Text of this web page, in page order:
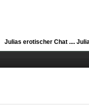
Julias erotischer Chat ....